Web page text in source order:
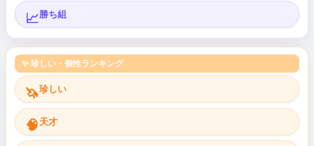
📈勝ち組
✨ 珍しい・個性ランキング
🦄珍しい
🧠 天才